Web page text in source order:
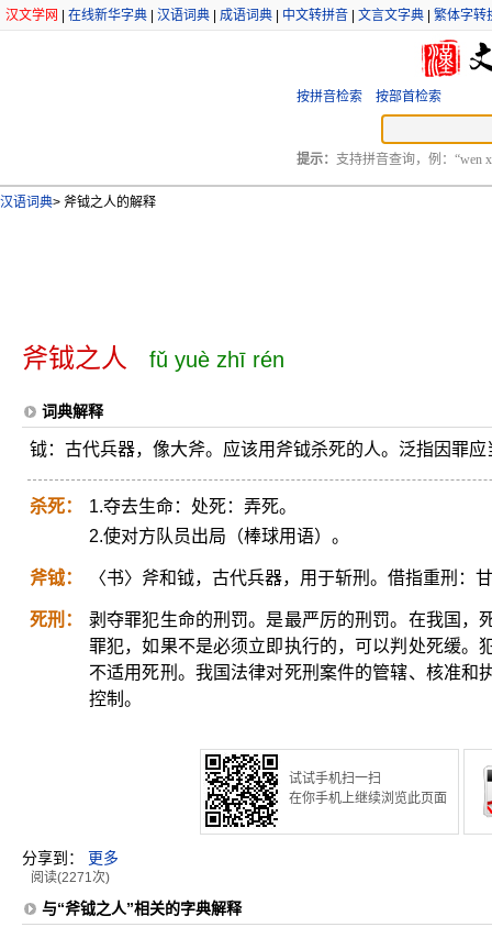
汉文学网 在线新华字典 汉语词典 成语词典 中文转拼音 文言文字典 繁体字转
按拼音检索 按部首检索
提示： 支持拼音查询，例：“wen
汉语词典> 斧钺之人的解释
斧钺之人 fǔ yuè zhī rén
词典解释
钺：古代兵器，像大斧。应该用斧钺杀死的人。泛指因罪
杀死：
1.夺去生命：处死：弄死。
2.使对方队员出局（棒球用语）。
斧钺： 〈书〉斧和钺，古代兵器，用于斩刑。借指重刑：
死刑：
剥夺罪犯生命的刑罚。是最严厉的刑罚。在我国，
罪犯，如果不是必须立即执行的，可以判处死缓。
不适用死刑。我国法律对死刑案件的管辖、核准和
控制。
试试手机扫一扫
在你手机上继续浏览此页面
分享到： 更多
阅读(2271次)
与“斧钺之人”相关的字典解释